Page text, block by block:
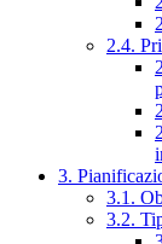
2.4.
3.
3.1.
3.2.